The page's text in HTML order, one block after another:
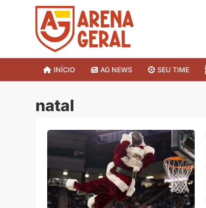
INÍCIO AG NEWS SEU TIME
natal